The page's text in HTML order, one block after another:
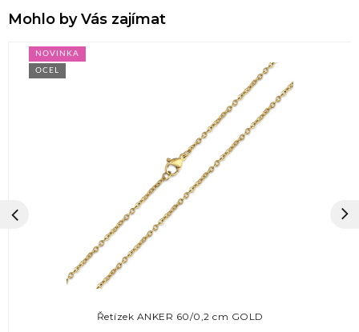
Mohlo by Vás zajímat
NOVINKA
OCEL
Řetízek ANKER 60/0,2 cm GOLD